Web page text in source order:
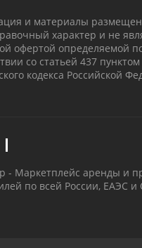
и материалы
характер и не
офертой определяемой
со статьей 437
кодекса Российской
- Маркетплейс аренды и
по всей России, ЕАЭС и